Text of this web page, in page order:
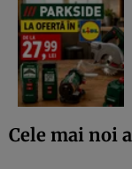
Cele mai noi